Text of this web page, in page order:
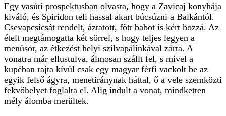
Egy vasúti prospektusban olvasta, hogy a Zavicaj konyhája
kiváló, és Spiridon teli hassal akart búcsúzni a Balkántól.
Csevapcsicsát rendelt, áztatott, főtt babot is kért hozzá. Az
ételt megtámogatta két sörrel, s hogy teljes legyen a
menüsor, az étkezést helyi szilvapálinkával zárta. A
vonatra már ellustulva, álmosan szállt fel, s mivel a
kupéban rajta kívül csak egy magyar férfi vackolt be az
egyik felső ágyra, menetiránynak háttal, ő a vele szemközti
fekvőhelyet foglalta el. Alig indult a vonat, mindketten
mély álomba merültek.